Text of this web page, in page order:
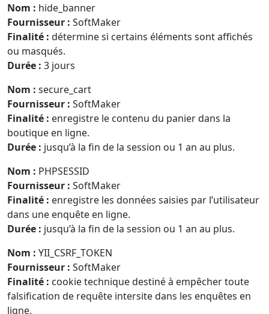
Nom : hide_banner
Fournisseur : SoftMaker
Finalité : détermine si certains éléments sont affichés
ou masqués.
Durée : 3 jours
Nom : secure_cart
Fournisseur : SoftMaker
Finalité : enregistre le contenu du panier dans la
boutique en ligne.
Durée : jusqu’à la fin de la session ou 1 an au plus.
Nom : PHPSESSID
Fournisseur : SoftMaker
Finalité : enregistre les données saisies par l’utilisateur
dans une enquête en ligne.
Durée : jusqu’à la fin de la session ou 1 an au plus.
Nom : YII_CSRF_TOKEN
Fournisseur : SoftMaker
Finalité : cookie technique destiné à empêcher toute
falsification de requête intersite dans les enquêtes en
ligne.